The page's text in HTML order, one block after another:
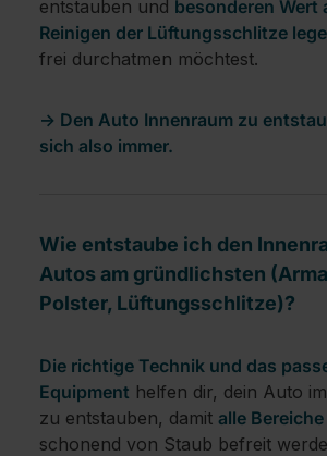
entstauben und besonderen Wert
Reinigen der Lüftungsschlitze
frei durchatmen möchtest.
-> Den Auto Innenraum zu
sich also immer.
Wie entstaube ich den
Autos am gründlichsten
Polster, Lüftungsschlitze)?
Die richtige Technik und das
Equipment helfen dir, dein Auto
zu entstauben, damit alle
schonend von Staub befreit